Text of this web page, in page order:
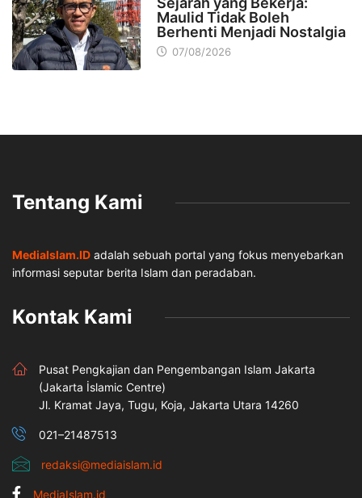
Maulid Tidak Boleh
Berhenti Menjadi Nostalgia
07/08/2026
Tentang Kami
MediaIslam.ID adalah sebuah portal yang fokus menyebarkan
informasi seputar berita Islam dan peradaban.
Kontak Kami
Pusat Pengkajian dan Pengembangan Islam Jakarta
(Jakarta İslamic Centre)
Jl. Kramat Jaya, Tugu, Koja, Jakarta Utara 14260
021–21487513
redaksi@mediaislam.id
MediaIslam.id